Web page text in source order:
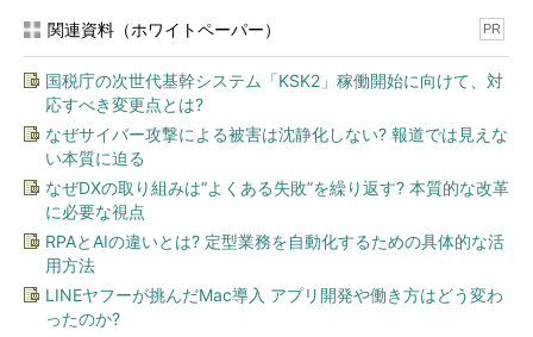
関連資料（ホワイトペーパー） PR
国税庁の次世代基幹システム「KSK2」稼働開始に向けて、対
応すべき変更点とは?
なぜサイバー攻撃による被害は沈静化しない? 報道では見えな
い本質に迫る
なぜDXの取り組みは“よくある失敗”を繰り返す? 本質的な改革
に必要な視点
RPAとAIの違いとは? 定型業務を自動化するための具体的な活
用方法
LINEヤフーが挑んだMac導入 アプリ開発や働き方はどう変わ
ったのか?